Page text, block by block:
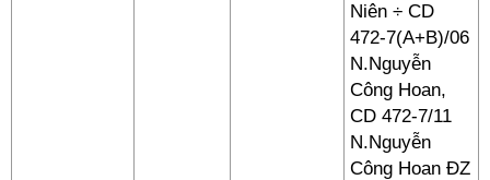
Niên ÷ CD
472-7(A+B)/06
N.Nguyễn
Công Hoan,
CD 472-7/11
N.Nguyễn
Công Hoan ĐZ